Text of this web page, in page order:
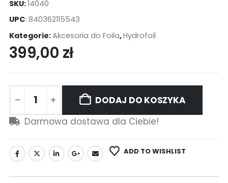
SKU:14040
UPC: 840362115543
Kategorie:Akcesoria do Foila,Hydrofoil
399,00 zł
DODAJ DO KOSZYKA
Darmowa dostawa dla Ciebie!
ADD TO WISHLIST